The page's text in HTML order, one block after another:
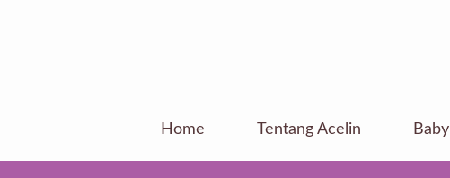
Home Tentang Acelin